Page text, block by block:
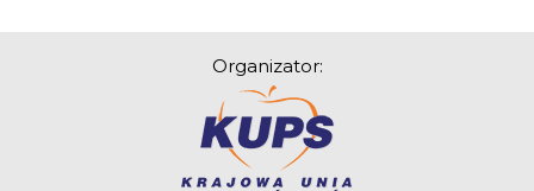
Organizator: